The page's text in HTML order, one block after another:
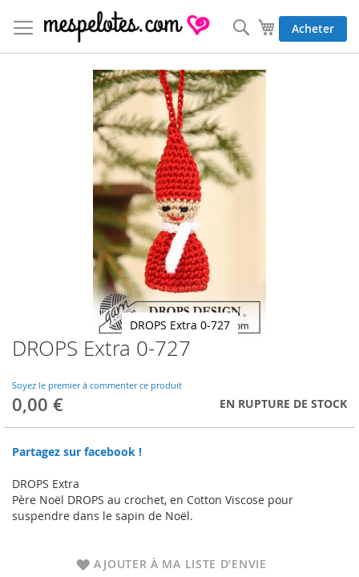
au
contenu
Mon panier
Acheter
Rechercher
DROPS Extra 0-727
Soyez le premier à commenter ce produit
0,00 € EN RUPTURE DE STOCK
Partagez sur facebook !
DROPS Extra
Père Noël DROPS au crochet, en Cotton Viscose pour
suspendre dans le sapin de Noël.
AJOUTER À MA LISTE D’ENVIE
DROPS Extra 0-727
Skip
to
beginning
of
the
gallery